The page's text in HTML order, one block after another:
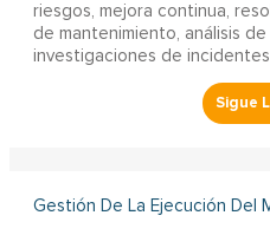
riesgos, mejora continua,
de mantenimiento, análisis de
investigaciones de
Gestión De La Ejecución Del